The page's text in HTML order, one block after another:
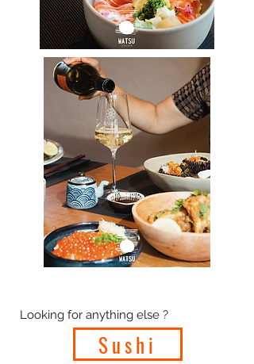
Looking for anything else ?
Sushi